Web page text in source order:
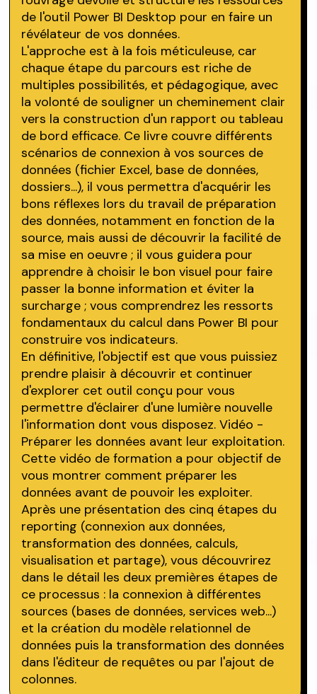
de l'outil Power BI Desktop pour en faire un
révélateur de vos données.
L'approche est à la fois méticuleuse, car
chaque étape du parcours est riche de
multiples possibilités, et pédagogique, avec
la volonté de souligner un cheminement clair
vers la construction d'un rapport ou tableau
de bord efficace. Ce livre couvre différents
scénarios de connexion à vos sources de
données (fichier Excel, base de données,
dossiers...), il vous permettra d'acquérir les
bons réflexes lors du travail de préparation
des données, notamment en fonction de la
source, mais aussi de découvrir la facilité de
sa mise en oeuvre ; il vous guidera pour
apprendre à choisir le bon visuel pour faire
passer la bonne information et éviter la
surcharge ; vous comprendrez les ressorts
fondamentaux du calcul dans Power BI pour
construire vos indicateurs.
En définitive, l'objectif est que vous puissiez
prendre plaisir à découvrir et continuer
d'explorer cet outil conçu pour vous
permettre d'éclairer d'une lumière nouvelle
l'information dont vous disposez. Vidéo -
Préparer les données avant leur exploitation.
Cette vidéo de formation a pour objectif de
vous montrer comment préparer les
données avant de pouvoir les exploiter.
Après une présentation des cinq étapes du
reporting (connexion aux données,
transformation des données, calculs,
visualisation et partage), vous découvrirez
dans le détail les deux premières étapes de
ce processus : la connexion à différentes
sources (bases de données, services web...)
et la création du modèle relationnel de
données puis la transformation des données
dans l'éditeur de requêtes ou par l'ajout de
colonnes.